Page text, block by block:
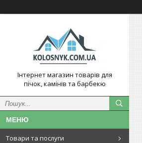
Інтернет магазин товарів для
пічок, камінів та барбекю
Товари та послуги